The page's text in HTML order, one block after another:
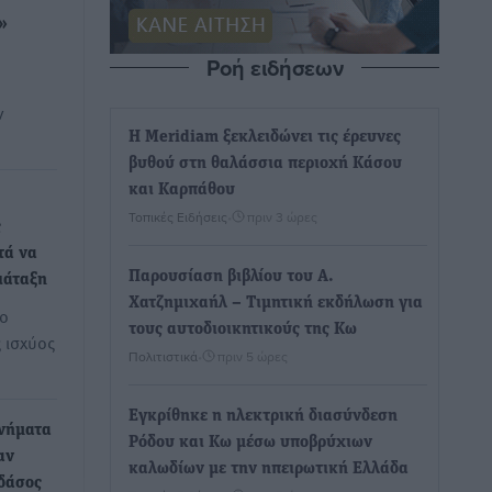
να
Ροή ειδήσεων
Η Meridiam ξεκλειδώνει τις έρευνες
βυθού στη θαλάσσια περιοχή Κάσου
και Καρπάθου
Τοπικές Ειδήσεις πριν 3 ώρες
Παρουσίαση βιβλίου του Α.
Χατζημιχαήλ – Τιμητική εκδήλωση για
τους αυτοδιοικητικούς της Κω
Πολιτιστικά πριν 5 ώρες
Εγκρίθηκε η ηλεκτρική διασύνδεση
Ρόδου και Κω μέσω υποβρύχιων
καλωδίων με την ηπειρωτική Ελλάδα